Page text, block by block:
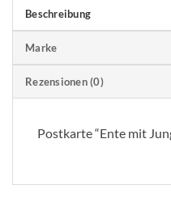
Beschreibung
Marke
Rezensionen (0)
Postkarte “Ente mit